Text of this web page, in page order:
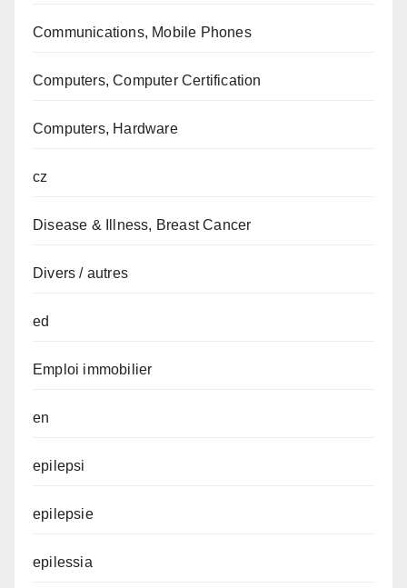
Communications, Mobile Phones
Computers, Computer Certification
Computers, Hardware
cz
Disease & Illness, Breast Cancer
Divers / autres
ed
Emploi immobilier
en
epilepsi
epilepsie
epilessia